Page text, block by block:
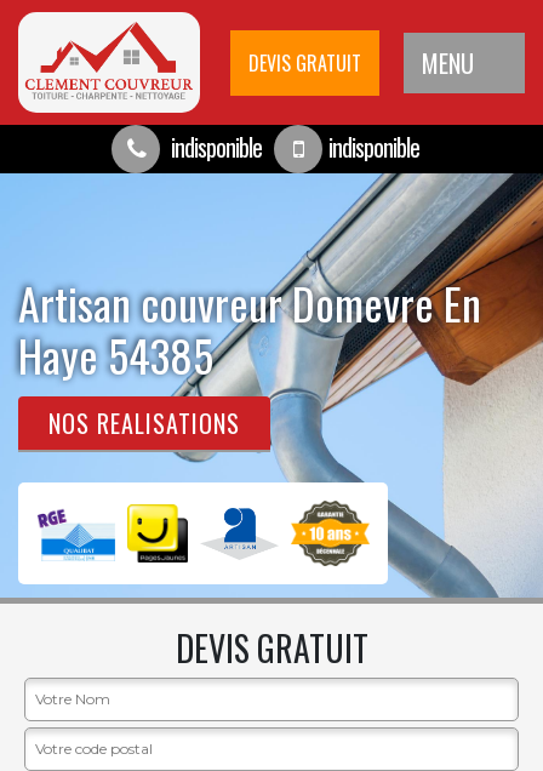
DEVIS GRATUIT MENU
indisponible indisponible
Artisan couvreur Domevre En
Haye 54385
NOS REALISATIONS
DEVIS GRATUIT